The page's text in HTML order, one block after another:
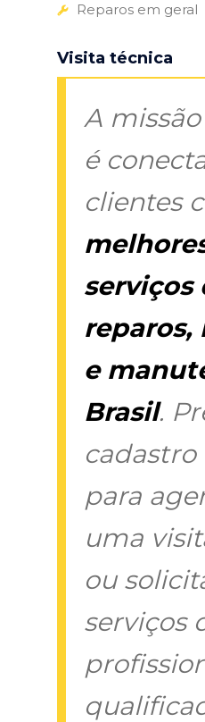
Reparos em geral
Visita técnica
A
é
clientes
serviços
reparos,
e
Brasil.
cadastro
para
uma
ou
serviços